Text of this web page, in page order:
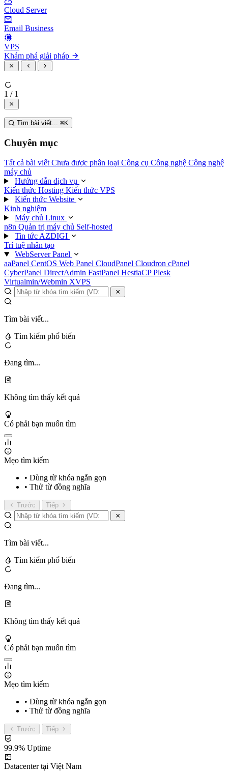
Cloud Server
Email Business
VPS
Khám phá giải pháp
1 / 1
Tìm bài viết... ⌘K
Chuyên mục
Tất cả bài viết Chưa được phân loại Công cụ Công nghệ Công nghệ
máy chủ
Hướng dẫn dịch vụ
Kiến thức Hosting Kiến thức VPS
Kiến thức Website
Kinh nghiệm
Máy chủ Linux
n8n Quản trị máy chủ Self-hosted
Tin tức AZDIGI
Trí tuệ nhân tạo
WebServer Panel
aaPanel CentOS Web Panel CloudPanel Cloudron cPanel
CyberPanel DirectAdmin FastPanel HestiaCPPlesk
Virtualmin/Webmin XVPS
Tìm bài viết...
Tìm kiếm phổ biến
Đang tìm...
Không tìm thấy kết quả
Có phải bạn muốn tìm
Mẹo tìm kiếm
• Dùng từ khóa ngắn gọn
• Thử từ đồng nghĩa
Trước Tiếp
Tìm bài viết...
Tìm kiếm phổ biến
Đang tìm...
Không tìm thấy kết quả
Có phải bạn muốn tìm
Mẹo tìm kiếm
• Dùng từ khóa ngắn gọn
• Thử từ đồng nghĩa
Trước Tiếp
99.9% Uptime
Datacenter tại Việt Nam